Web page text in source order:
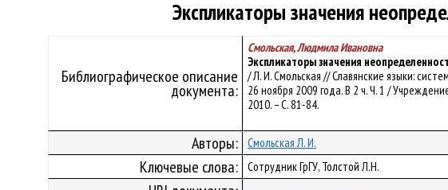
Экспликаторы значения
Библиографическое описание
документа:
Смольская, Людмила Ивановна
Экспликаторы значения
/ Л. И. Смольская // Славянские языки:
26 ноября 2009 года. В 2 ч. Ч. 1 /
2010. – С. 81-84.
Авторы: Смольская Л. И.
Ключевые слова: Сотрудник ГрГУ, Толстой Л.Н.